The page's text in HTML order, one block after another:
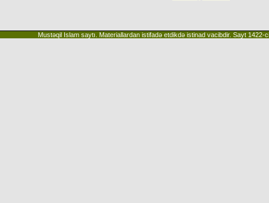
Mustəqil Islam saytı. Materiallardan istifadə etdikdə istinad vacibdir. Sayt